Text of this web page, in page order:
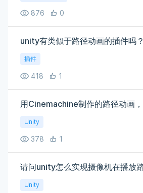
876 0
unity有类似于路径动画的插件吗？
插件
418 1
Unity
378 1
Unity